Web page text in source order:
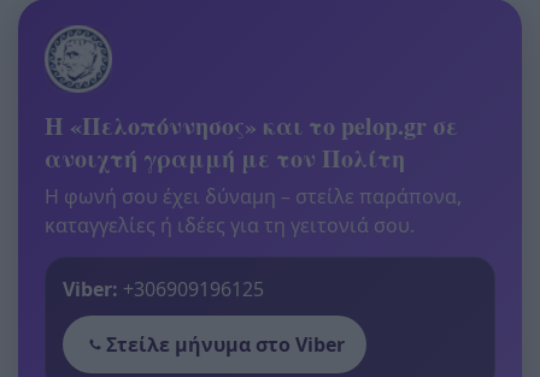
Η «Πελοπόννησος» και το pelop.gr σε
ανοιχτή γραμμή με τον Πολίτη
Η φωνή σου έχει δύναμη – στείλε παράπονα,
καταγγελίες ή ιδέες για τη γειτονιά σου.
Viber: +306909196125
Στείλε μήνυμα στο Viber